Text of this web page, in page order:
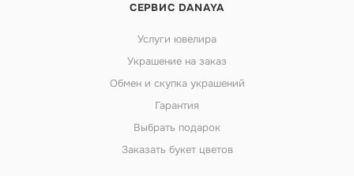
СЕРВИС DANAYA
Услуги ювелира
Украшение на заказ
Обмен и скупка украшений
Гарантия
Выбрать подарок
Заказать букет цветов